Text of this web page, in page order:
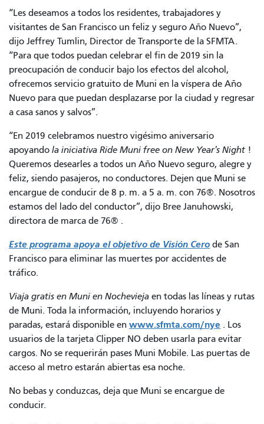
“Les deseamos a todos los residentes, trabajadores y
visitantes de San Francisco un feliz y seguro Año Nuevo”,
dijo Jeffrey Tumlin, Director de Transporte de la SFMTA.
“Para que todos puedan celebrar el fin de 2019 sin la
preocupación de conducir bajo los efectos del alcohol,
ofrecemos servicio gratuito de Muni en la víspera de Año
Nuevo para que puedan desplazarse por la ciudad y regresar
a casa sanos y salvos”.
“En 2019 celebramos nuestro vigésimo aniversario
apoyando la iniciativa Ride Muni free on New Year's Night !
Queremos desearles a todos un Año Nuevo seguro, alegre y
feliz, siendo pasajeros, no conductores. Dejen que Muni se
encargue de conducir de 8 p. m. a 5 a. m. con 76®. Nosotros
estamos del lado del conductor”, dijo Bree Januhowski,
directora de marca de 76® .
Este programa apoya el objetivo de Visión Cero de San
Francisco para eliminar las muertes por accidentes de
tráfico.
Viaja gratis en Muni en Nochevieja en todas las líneas y rutas
de Muni. Toda la información, incluyendo horarios y
paradas, estará disponible en www.sfmta.com/nye . Los
usuarios de la tarjeta Clipper NO deben usarla para evitar
cargos. No se requerirán pases Muni Mobile. Las puertas de
acceso al metro estarán abiertas esa noche.
No bebas y conduzcas, deja que Muni se encargue de
conducir.